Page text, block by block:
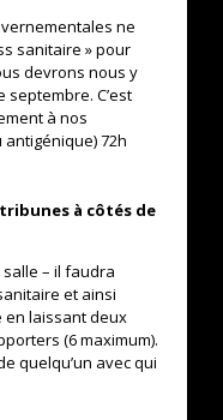
ne
sanitaire » pour
devrons nous y
C’est
à nos
72h
tribunes à côtés de
– il faudra
et ainsi
en laissant deux
(6 maximum).
quelqu’un avec qui